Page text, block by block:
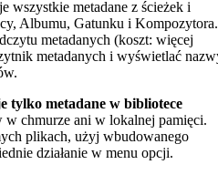
wszystkie metadane z ścieżek i
Albumu, Gatunku i Kompozytora.
metadanych (koszt: więcej
metadanych i wyświetlać
tylko metadane w bibliotece
chmurze ani w lokalnej pamięci.
plikach, użyj wbudowanego
działanie w menu opcji.